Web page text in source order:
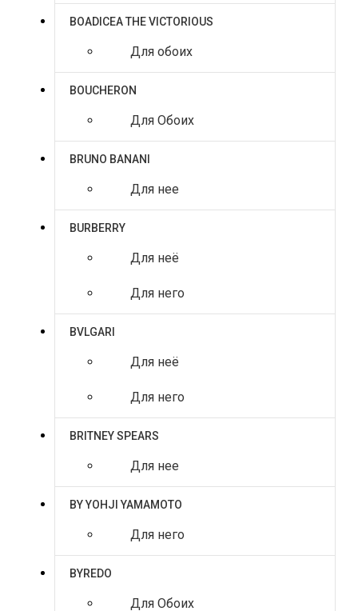
BOADICEA THE VICTORIOUS
Для обоих
BOUCHERON
Для Обоих
BRUNO BANANI
Для нее
BURBERRY
Для неё
Для него
BVLGARI
Для неё
Для него
BRITNEY SPEARS
Для нее
BY YOHJI YAMAMOTO
Для него
BYREDO
Для Обоих